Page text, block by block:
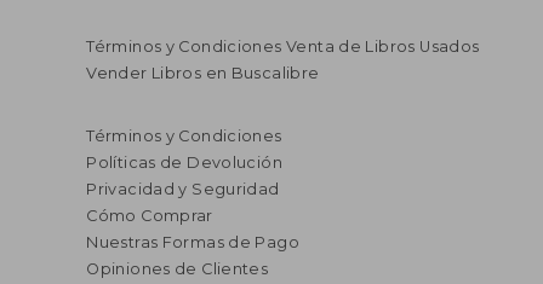
dcto. $ 497.297
Términos y Condiciones Venta de Libros Usados
Vender Libros en Buscalibre
Términos y Condiciones
Políticas de Devolución
Privacidad y Seguridad
Cómo Comprar
Nuestras Formas de Pago
Opiniones de Clientes